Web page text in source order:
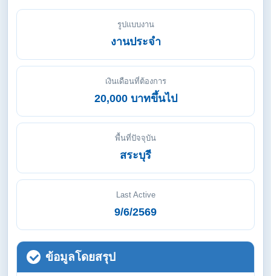
รูปแบบงาน
งานประจำ
เงินเดือนที่ต้องการ
20,000 บาทขึ้นไป
พื้นที่ปัจจุบัน
สระบุรี
Last Active
9/6/2569
ข้อมูลโดยสรุป